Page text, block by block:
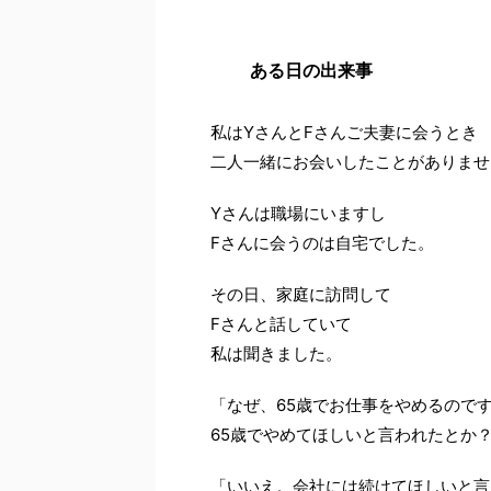
ある日の出来事
私はYさんとFさんご夫妻に会うとき
二人一緒にお会いしたことがありませ
Yさんは職場にいますし
Fさんに会うのは自宅でした。
その日、家庭に訪問して
Fさんと話していて
私は聞きました。
「なぜ、65歳でお仕事をやめるので
65歳でやめてほしいと言われたとか？
「いいえ。会社には続けてほしいと言